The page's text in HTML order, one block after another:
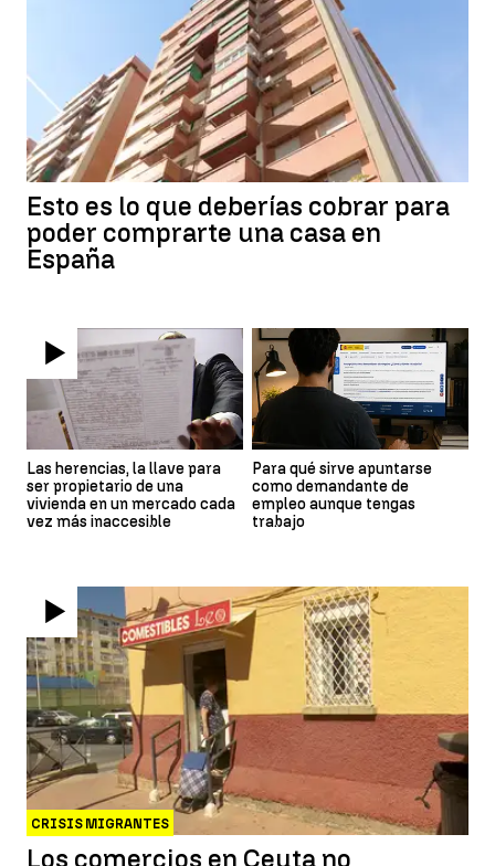
Esto es lo que deberías cobrar para
poder comprarte una casa en
España
Las herencias, la llave para
ser propietario de una
vivienda en un mercado cada
vez más inaccesible
Para qué sirve apuntarse
como demandante de
empleo aunque tengas
trabajo
CRISIS MIGRANTES
Los comercios en Ceuta no